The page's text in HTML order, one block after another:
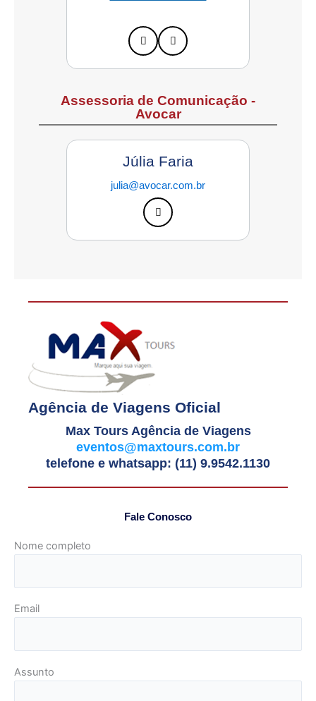
Assessoria de Comunicação -
Avocar
Júlia Faria
julia@avocar.com.br
Agência de Viagens Oficial
Max Tours Agência de Viagens
eventos@maxtours.com.br
telefone e whatsapp: (11) 9.9542.1130
Fale Conosco
Nome completo
Email
Assunto